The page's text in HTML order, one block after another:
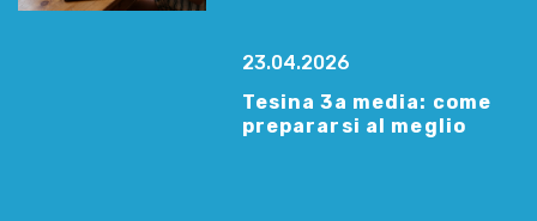
23.04.2026
Tesina 3a media: come
prepararsi al meglio